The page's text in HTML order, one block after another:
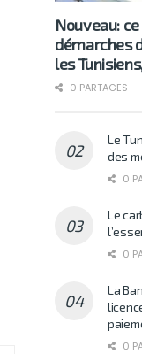
Nouveau:
démarches
les
0 PARTAGES
Le
des
0
Le
0
La
0